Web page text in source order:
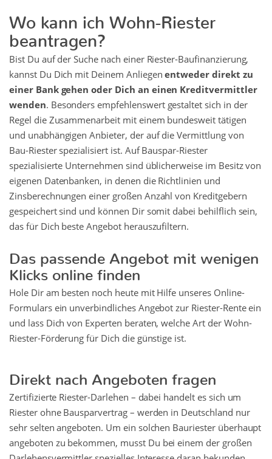
Wo kann ich Wohn-Riester
beantragen?
Bist Du auf der Suche nach einer Riester-Baufinanzierung,
kannst Du Dich mit Deinem Anliegenentweder direkt zu
einer Bank gehen oder Dich an einen Kreditvermittler
wenden. Besonders empfehlenswert gestaltet sich in der
Regel die Zusammenarbeit mit einem bundesweit tätigen
und unabhängigen Anbieter, der auf die Vermittlung von
Bau-Riester spezialisiert ist. Auf Bauspar-Riester
spezialisierte Unternehmen sind üblicherweise im Besitz von
eigenen Datenbanken, in denen die Richtlinien und
Zinsberechnungen einer großen Anzahl von Kreditgebern
gespeichert sind und können Dir somit dabei behilflich sein,
das für Dich beste Angebot herauszufiltern.
Das passende Angebot mit wenigen
Klicks online finden
Hole Dir am besten noch heute mit Hilfe unseres Online-
Formulars ein unverbindliches Angebot zur Riester-Rente ein
und lass Dich von Experten beraten, welche Art der Wohn-
Riester-Förderung für Dich die günstige ist.
Direkt nach Angeboten fragen
Zertifizierte Riester-Darlehen – dabei handelt es sich um
Riester ohne Bausparvertrag – werden in Deutschland nur
sehr selten angeboten. Um ein solchen Bauriester überhaupt
angeboten zu bekommen, musst Du bei einem der großen